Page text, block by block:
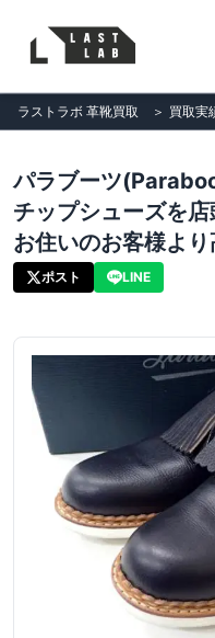
ラストラボ 革靴買取 ＞ 買取実
パラブーツ
チップシューズを
お住いのお客様よ
ポスト LINE